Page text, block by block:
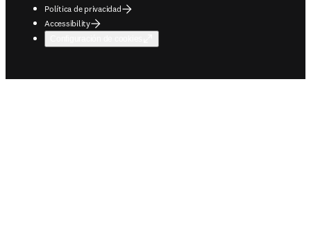
Política de privacidad
Accessibility